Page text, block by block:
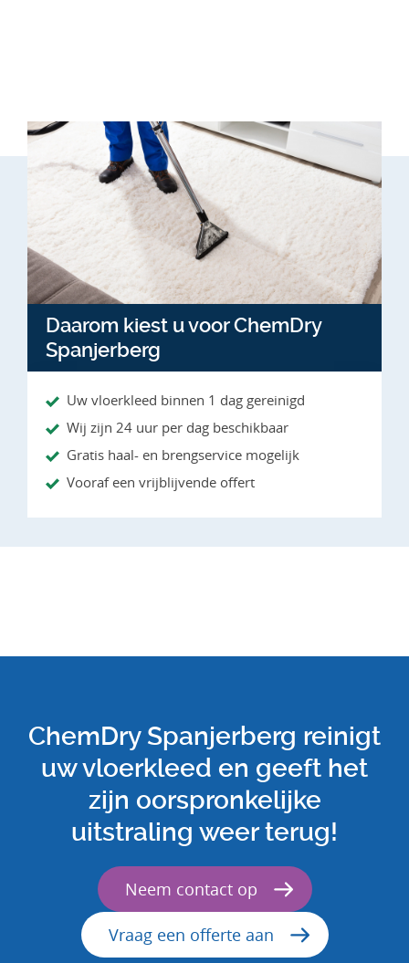
Daarom kiest u voor ChemDry
Spanjerberg
Uw vloerkleed binnen 1 dag gereinigd
Wij zijn 24 uur per dag beschikbaar
Gratis haal- en brengservice mogelijk
Vooraf een vrijblijvende offert
ChemDry Spanjerberg reinigt
uw vloerkleed en geeft het
zijn oorspronkelijke
uitstraling weer terug!
Neem contact op
Vraag een offerte aan